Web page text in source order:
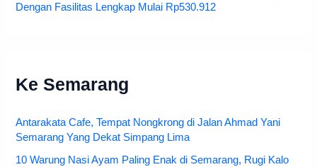
Dengan Fasilitas Lengkap Mulai Rp530.912
Ke Semarang
Antarakata Cafe, Tempat Nongkrong di Jalan Ahmad Yani
Semarang Yang Dekat Simpang Lima
10 Warung Nasi Ayam Paling Enak di Semarang, Rugi Kalo